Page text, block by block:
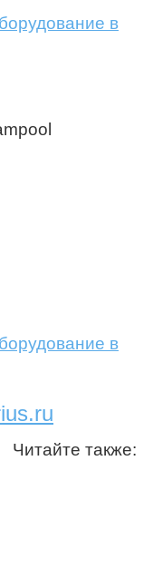
в
в
Читайте также: